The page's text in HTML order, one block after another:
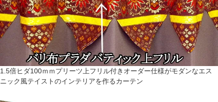
1.5倍ヒダ100ｍｍプリーツ上フリル付きオーダー仕様がモダンなエス
ニック風テイストのインテリアを作るカーテン